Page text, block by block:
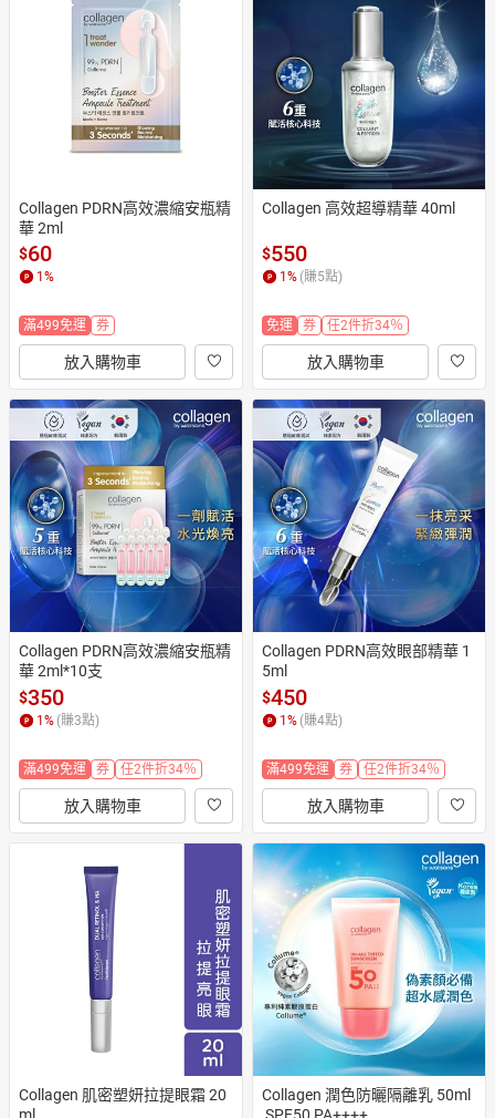
Collagen PDRN高效濃縮安瓶精
華 2ml
$60
1 %
滿499免運 券
放入購物車
Collagen 高效超導精華 40ml
$550
1 % (賺5點)
免運 券 任2件折34％
放入購物車
Collagen PDRN高效濃縮安瓶精
華 2ml*10支
$350
1% (賺3點)
滿499免運 券 任2件折34％
放入購物車
Collagen PDRN高效眼部精華 1
5ml
$450
1% (賺4點)
滿499免運 券 任2件折34％
放入購物車
Collagen 肌密塑妍拉提眼霜 20
ml
Collagen 潤色防曬隔離乳 50ml
SPF50 PA++++